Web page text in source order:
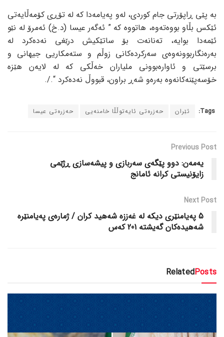
بە پێی ڕاپۆرتی جام کوردی، لەو پەیامەدا کە لە تۆڕی کۆمەڵایەتی
ئێکس بڵاو بووەتەوە، هاتووە کە ” ئەگەر عیسا (د.خ) ئەمرۆ لە نێو
ئێمەدا بوایە، تەنانەت بۆ ساتێکیش درێغی نەدەکرد لە
بەرەنگاربوونەوەی سەرکردەکانی زوڵم و ستەمکاریی جیهانی و
برسێتی و ئاوارەبوونی ملیاران خەڵکی کە لە لایەن هێزە
خۆسەپێنەکانەوە بەرەو شەڕ براون، قبووڵ نەدەکرد “./.
Tags: ئێران حەزرەتی ئایەتوڵڵا خامنەیی حەزرەتی عیسا
Previous Post
یەمەن: دوو پێگەی سەربازی و پیشەسازی ڕژێمی
زایۆنیستی کرانە ئامانج
Next Post
5 پەیامنێری دیکە لە غەززە شەهید کران / ژمارەی پەیامنێرە
شەهیدەکان گەیشتە 201 کەس
RelatedPosts